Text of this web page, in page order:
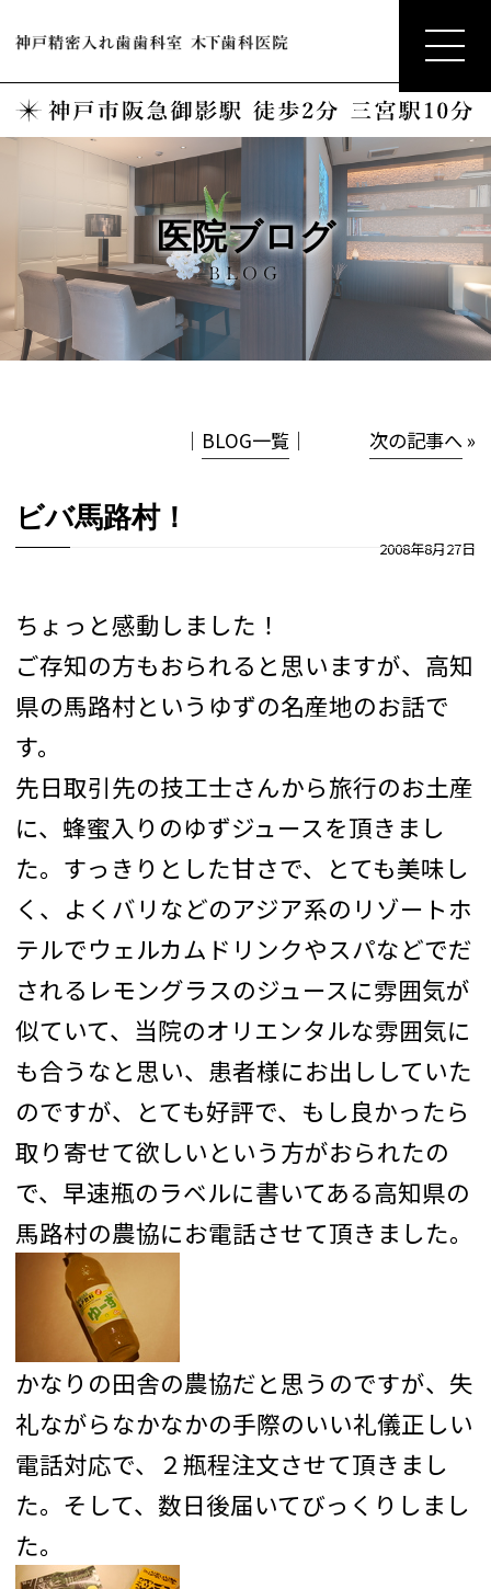
医院ブログ
BLOG
│ BLOG一覧 │ 次の記事へ»
ビバ馬路村！
2008年8月27日
ちょっと感動しました！
ご存知の方もおられると思いますが、高知
県の馬路村というゆずの名産地のお話で
す。
先日取引先の技工士さんから旅行のお土産
に、蜂蜜入りのゆずジュースを頂きまし
た。すっきりとした甘さで、とても美味し
く、よくバリなどのアジア系のリゾートホ
テルでウェルカムドリンクやスパなどでだ
されるレモングラスのジュースに雰囲気が
似ていて、当院のオリエンタルな雰囲気に
も合うなと思い、患者様にお出ししていた
のですが、とても好評で、もし良かったら
取り寄せて欲しいという方がおられたの
で、早速瓶のラベルに書いてある高知県の
馬路村の農協にお電話させて頂きました。
かなりの田舎の農協だと思うのですが、失
礼ながらなかなかの手際のいい礼儀正しい
電話対応で、２瓶程注文させて頂きまし
た。そして、数日後届いてびっくりしまし
た。